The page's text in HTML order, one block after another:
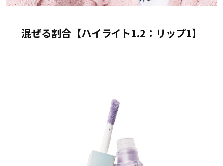
混ぜる割合【ハイライト1.2：リップ1】